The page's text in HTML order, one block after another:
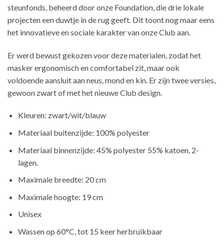
steunfonds, beheerd door onze Foundation, die drie lokale
projecten een duwtje in de rug geeft. Dit toont nog maar eens
het innovatieve en sociale karakter van onze Club aan.
Er werd bewust gekozen voor deze materialen, zodat het
masker ergonomisch en comfortabel zit, maar ook
voldoende aansluit aan neus, mond en kin. Er zijn twee versies,
gewoon zwart of met het nieuwe Club design.
Kleuren: zwart/wit/blauw
Materiaal buitenzijde: 100% polyester
Materiaal binnenzijde: 45% polyester 55% katoen, 2-
lagen.
Maximale breedte: 20 cm
Maximale hoogte: 19 cm
Unisex
Wassen op 60°C, tot 15 keer herbruikbaar